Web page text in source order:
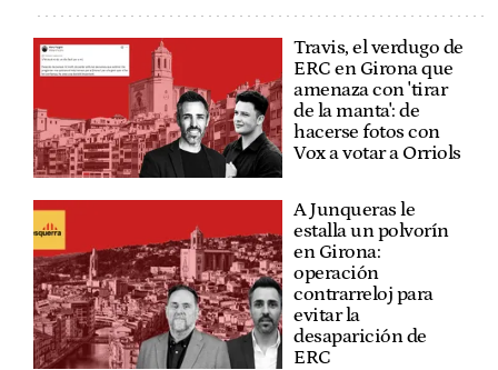
Travis, el verdugo de
ERC en Girona que
amenaza con 'tirar
de la manta': de
hacerse fotos con
Vox a votar a Orriols
A Junqueras le
estalla un polvorín
en Girona:
operación
contrarreloj para
evitar la
desaparición de
ERC